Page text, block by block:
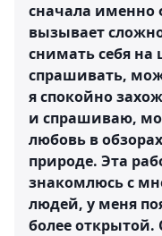
сначала именно
вызывает
снимать себя
спрашивать,
я спокойно
и спрашиваю,
любовь в
природе. Эта
знакомлюсь с
людей, у меня
более